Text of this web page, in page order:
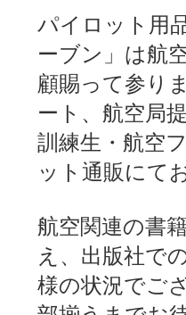
パイロット用
ーブン」は航
顧賜って参り
ート、航空局
訓練生・航空
ット通販にて
航空関連の書
え、出版社で
様の状況でご